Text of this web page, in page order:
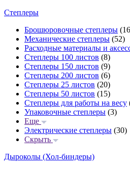
Степлеры
Брошюровочные степлеры
Механические степлеры (52)
Расходные материалы и
Степлеры 100 листов (8)
Степлеры 150 листов (9)
Степлеры 200 листов (6)
Степлеры 25 листов (20)
Степлеры 50 листов (15)
Степлеры для работы на весу
Упаковочные степлеры (3)
Еще
Электрические степлеры (30)
Скрыть
Дыроколы (Хол-биндеры)